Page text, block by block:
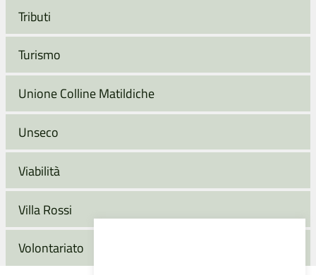
Tributi
Turismo
Unione Colline Matildiche
Unseco
Viabilità
Villa Rossi
Volontariato